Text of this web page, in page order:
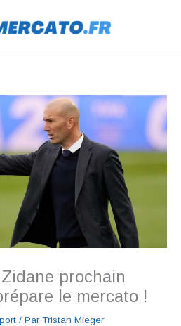
prochain
le mercato !
/ Par Tristan Mieger